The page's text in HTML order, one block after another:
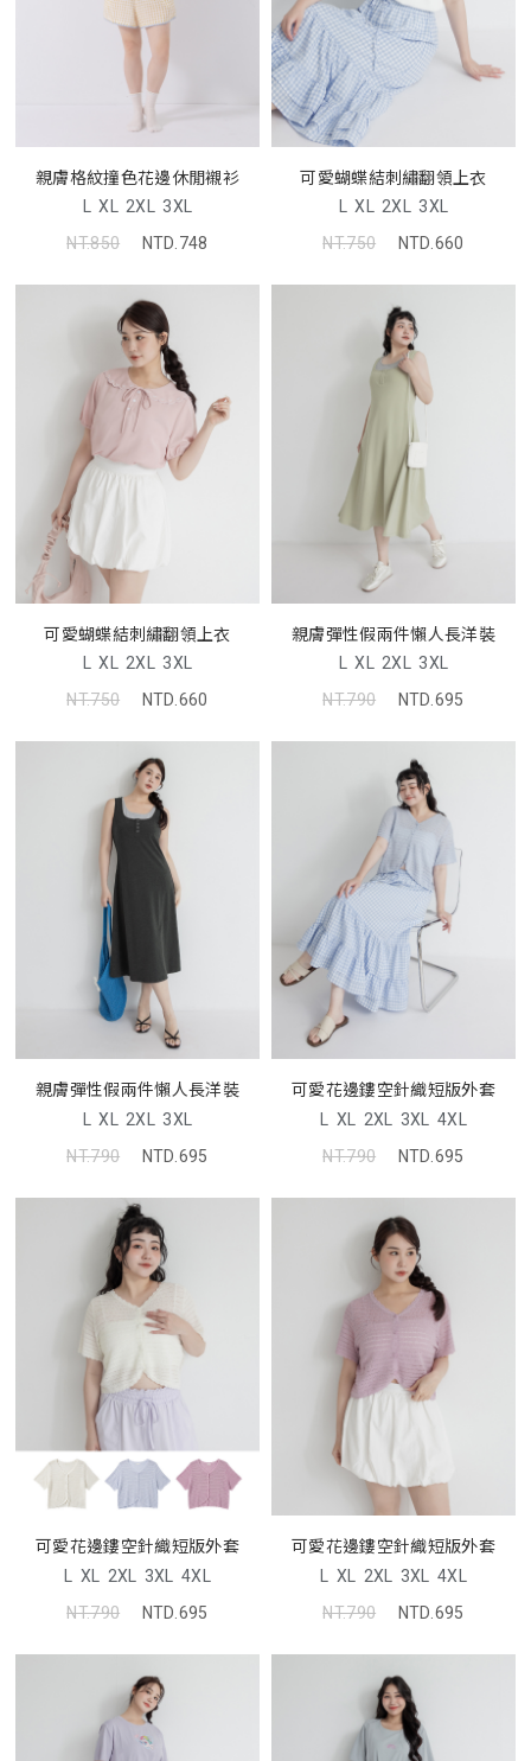
親膚格紋撞色花邊休閒襯衫
L XL 2XL 3XL
NT.850
NTD.748
可愛蝴蝶結刺繡翻領上衣
L XL 2XL 3XL
NT.750
NTD.660
可愛蝴蝶結刺繡翻領上衣
L XL 2XL 3XL
NT.750
NTD.660
親膚彈性假兩件懶人長洋裝
L XL 2XL 3XL
NT.790
NTD.695
親膚彈性假兩件懶人長洋裝
L XL 2XL 3XL
NT.790
NTD.695
可愛花邊鏤空針織短版外套
L XL 2XL 3XL 4XL
NT.790
NTD.695
可愛花邊鏤空針織短版外套
L XL 2XL 3XL 4XL
NT.790
NTD.695
可愛花邊鏤空針織短版外套
L XL 2XL 3XL 4XL
NT.790
NTD.695